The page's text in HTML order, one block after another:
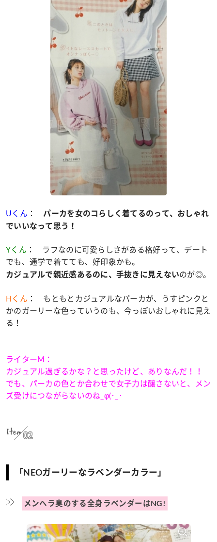
Uくん ：パーカを女のコらしく着てるのって、おしゃれ
でいいなって思う！
Yくん ： ラフなのに可愛らしさがある格好って、デート
でも、通学で着てても、好印象かも。
カジュアルで親近感あるのに、手抜きに見えないのが◎。
Hくん ： もともとカジュアルなパーカが、うすピンクと
かのガーリーな色っていうのも、今っぽいおしゃれに見え
る！
ライターM：
カジュアル過ぎるかな？と思ったけど、ありなんだ！！
でも、パーカの色とか合わせで女子力は醸さないと、メン
ズ受けにつながらないのね_φ(･_･
Item 02
「NEOガーリーなラベンダーカラー」
メンヘラ臭のする全身ラベンダーはNG!